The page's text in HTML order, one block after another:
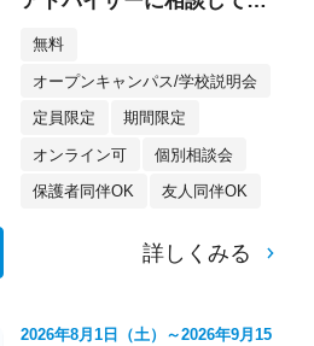
よう！
無料
オープンキャンパス/学校説明会
定員限定 期間限定
オンライン可 個別相談会
保護者同伴OK 友人同伴OK
詳しくみる
2026年8月1日（土）～2026年9月15